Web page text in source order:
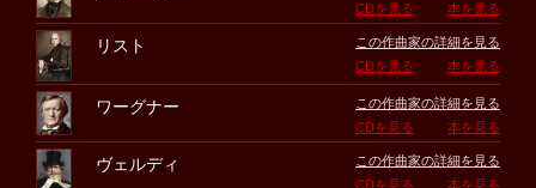
CDを見る
本を見る
リスト
この作曲家の詳細を見る
CDを見る
本を見る
ワーグナー
この作曲家の詳細を見る
CDを見る
本を見る
ヴェルディ
この作曲家の詳細を見る
CDを見る
本を見る